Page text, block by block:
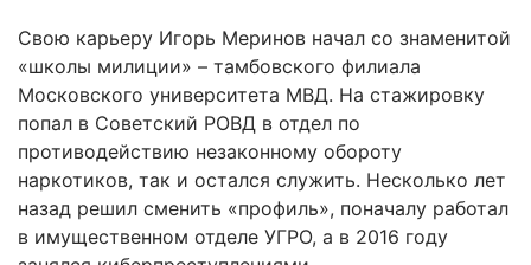
Свою карьеру Игорь Меринов начал со знаменитой
«школы милиции» – тамбовского филиала
Московского университета МВД. На стажировку
попал в Советский РОВД в отдел по
противодействию незаконному обороту
наркотиков, так и остался служить. Несколько лет
назад решил сменить «профиль», поначалу работал
в имущественном отделе УГРО, а в 2016 году